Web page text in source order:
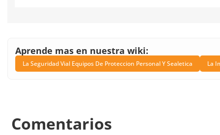
Aprende mas en nuestra wiki:
La Seguridad Vial Equipos De Proteccion Personal Y Sealetica La
Comentarios